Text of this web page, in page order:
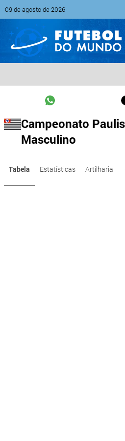
09 de agosto de 2026
Campeonato
Masculino
Tabela Estatísticas Artilharia